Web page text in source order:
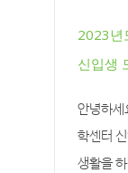
2023년
신입생
안녕하
학센터
생활을